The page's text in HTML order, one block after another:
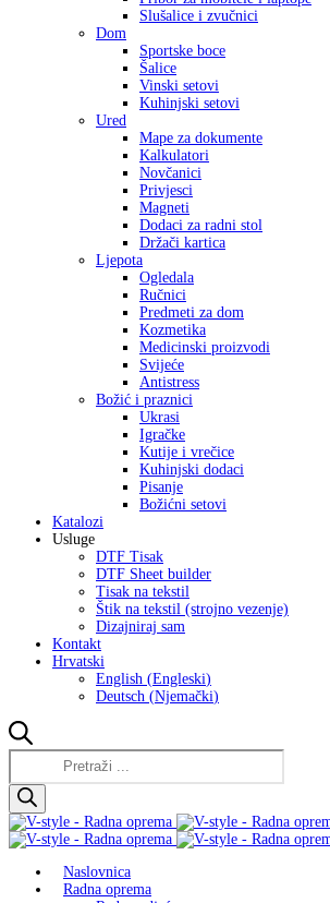
Slušalice i zvučnici
Dom
Sportske boce
Šalice
Vinski setovi
Kuhinjski setovi
Ured
Mape za dokumente
Kalkulatori
Novčanici
Privjesci
Magneti
Dodaci za radni stol
Držači kartica
Ljepota
Ogledala
Ručnici
Predmeti za dom
Kozmetika
Medicinski proizvodi
Svijeće
Antistress
Božić i praznici
Ukrasi
Igračke
Kutije i vrečice
Kuhinjski dodaci
Pisanje
Božićni setovi
Katalozi
Usluge
DTF Tisak
DTF Sheet builder
Tisak na tekstil
Štik na tekstil (strojno vezenje)
Dizajniraj sam
Kontakt
Hrvatski
English (Engleski)
Deutsch (Njemački)
Products
Naslovnica
Radna oprema